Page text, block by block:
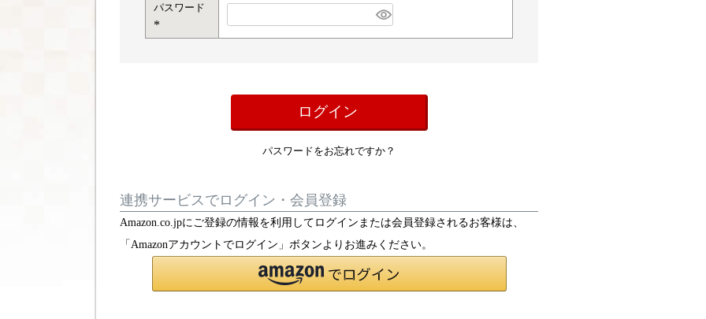
必
)
パスワード
(
ログイン
パスワードをお忘れですか？
連携サービスでログイン・会員登録
Amazon.co.jpにご登録の情報を利用してログインまたは会員登録されるお客様は、
「Amazonアカウントでログイン」ボタンよりお進みください。